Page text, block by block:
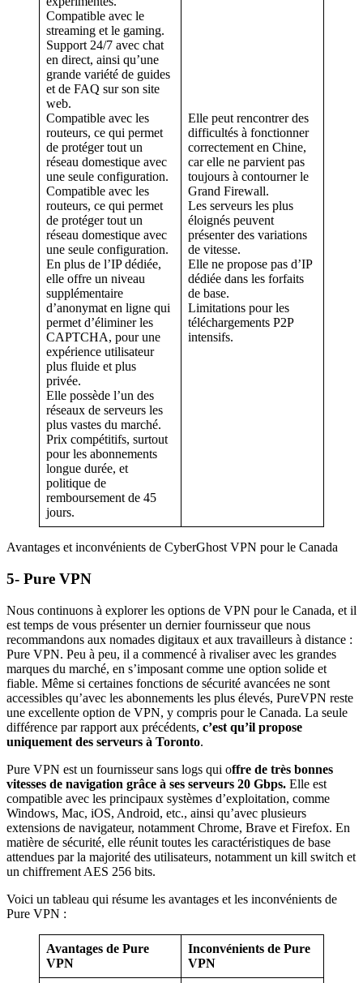
Compatible avec le
streaming et le gaming.
Support 24/7 avec chat
en direct, ainsi qu’une
grande variété de guides
et de FAQ sur son site
web.
Compatible avec les
routeurs, ce qui permet
de protéger tout un
réseau domestique avec
une seule configuration.
Compatible avec les
routeurs, ce qui permet
de protéger tout un
réseau domestique avec
une seule configuration.
En plus de l’IP dédiée,
elle offre un niveau
supplémentaire
d’anonymat en ligne qui
permet d’éliminer les
CAPTCHA, pour une
expérience utilisateur
plus fluide et plus
privée.
Elle possède l’un des
réseaux de serveurs les
plus vastes du marché.
Prix compétitifs, surtout
pour les abonnements
longue durée, et
politique de
remboursement de 45
jours.
Elle peut rencontrer des
difficultés à fonctionner
correctement en Chine,
car elle ne parvient pas
toujours à contourner le
Grand Firewall.
Les serveurs les plus
éloignés peuvent
présenter des variations
de vitesse.
Elle ne propose pas d’IP
dédiée dans les forfaits
de base.
Limitations pour les
téléchargements P2P
intensifs.
Avantages et inconvénients de CyberGhost VPN pour le Canada
5- Pure VPN
Nous continuons à explorer les options de VPN pour le Canada, et il
est temps de vous présenter un dernier fournisseur que nous
recommandons aux nomades digitaux et aux travailleurs à distance :
Pure VPN. Peu à peu, il a commencé à rivaliser avec les grandes
marques du marché, en s’imposant comme une option solide et
fiable. Même si certaines fonctions de sécurité avancées ne sont
accessibles qu’avec les abonnements les plus élevés, PureVPN reste
une excellente option de VPN, y compris pour le Canada. La seule
différence par rapport aux précédents, c’est qu’il propose
uniquement des serveurs à Toronto.
Pure VPN est un fournisseur sans logs qui offre de très bonnes
vitesses de navigation grâce à ses serveurs 20 Gbps. Elle est
compatible avec les principaux systèmes d’exploitation, comme
Windows, Mac, iOS, Android, etc., ainsi qu’avec plusieurs
extensions de navigateur, notamment Chrome, Brave et Firefox. En
matière de sécurité, elle réunit toutes les caractéristiques de base
attendues par la majorité des utilisateurs, notamment un kill switch et
un chiffrement AES 256 bits.
Voici un tableau qui résume les avantages et les inconvénients de
Pure VPN :
Avantages de Pure
VPN
Inconvénients de Pure
VPN